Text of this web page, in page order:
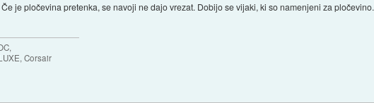
je pločevina pretenka, se navoji ne dajo vrezat. Dobijo se vijaki, ki so namenjeni za pločevino.
Corsair